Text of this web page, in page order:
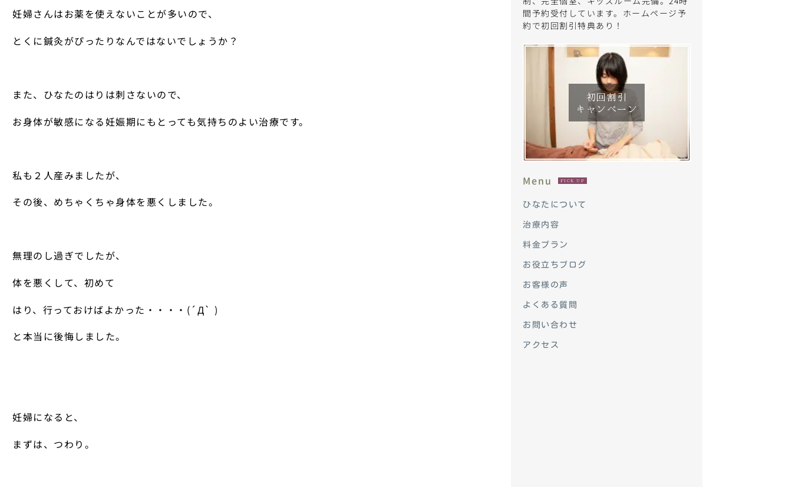
妊婦さんはお薬を使えないことが多いので、
とくに鍼灸がぴったりなんではないでしょうか？
また、ひなたのはりは刺さないので、
お身体が敏感になる妊娠期にもとっても気持ちのよい治療です。
私も２人産みましたが、
その後、めちゃくちゃ身体を悪くしました。
無理のし過ぎでしたが、
体を悪くして、初めて
はり、行っておけばよかった・・・・(´Д` )
と本当に後悔しました。
妊婦になると、
まずは、つわり。
間予約受付しています。ホームページ予
約で初回割引特典あり！
初回割引
キャンペーン
Menu PICK UP
ひなたについて
治療内容
料金プラン
お役立ちブログ
お客様の声
よくある質問
お問い合わせ
アクセス